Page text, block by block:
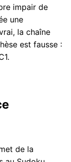
impair de
une
la chaîne
est fausse :
de la